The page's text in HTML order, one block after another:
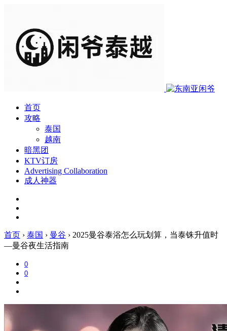
首页
攻略
泰国
越南
暗黑团
KTV订房
Advertising Collaboration
成人神器
首页 › 泰国 › 曼谷 › 2025曼谷泰浴怎么玩划算，当泰铢升值时
—曼谷夜生活指南
0
0